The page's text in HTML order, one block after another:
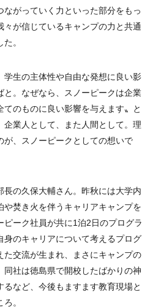
がっていく力といった部分をもっ
々が信じているキャンプの力と共通
。
学生の主体性や自由な発想に良い影
と。なぜなら、スノーピークは企業
のものに良い影響を与えます〟と
企業人として、また人間として。理
が、スノーピークとしての想いで
長の久保大輔さん。昨秋には大学内
や焚き火を伴うキャリアキャンプを
ーク社員が共に1泊2日のプログラ
身のキャリアについて考えるプログ
た交流が生まれ、まさにキャンプの
同社は徳島県で開校したばかりの神
など、今後もますます教育現場と
。